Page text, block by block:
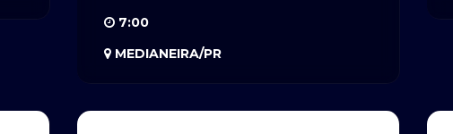
7:00
MEDIANEIRA/PR